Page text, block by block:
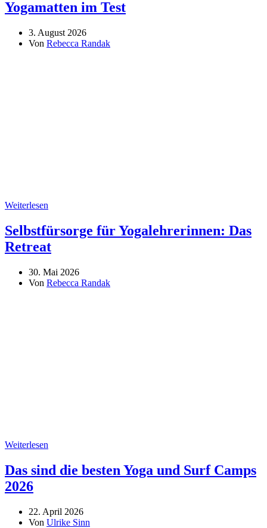
Yogamatten im Test
3. August 2026
Von Rebecca Randak
Weiterlesen
Selbstfürsorge für Yogalehrerinnen: Das
Retreat
30. Mai 2026
Von Rebecca Randak
Weiterlesen
Das sind die besten Yoga und Surf Camps
2026
22. April 2026
Von Ulrike Sinn